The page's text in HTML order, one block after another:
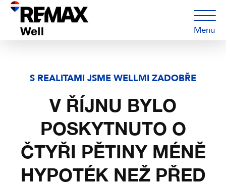
Menu
S REALITAMI JSME WELLMI ZADOBŘE
V ŘÍJNU BYLO
POSKYTNUTO O
ČTYŘI PĚTINY MÉNĚ
HYPOTÉK NEŽ PŘED